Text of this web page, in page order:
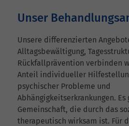
Unser
Unsere differenzierten
Alltagsbewältigung,
Rückfallprävention verbinden
Anteil individueller
psychischer Probleme und
Abhängigkeitserkrankungen.
Gemeinschaft, die durch das
therapeutisch wirksam ist. Für